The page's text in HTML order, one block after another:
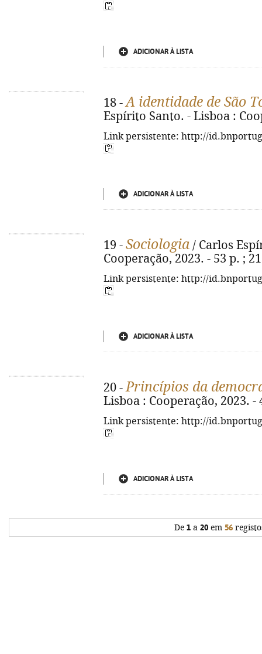
ADICIONAR À LISTA
18 -A identidade de São
Espírito Santo. - Lisboa :
Link persistente: http://
ADICIONAR À LISTA
19 - Sociologia / Carlos
Cooperação, 2023. - 53 p. ;
Link persistente: http://
ADICIONAR À LISTA
20 -Princípios da
Lisboa : Cooperação, 2023. -
Link persistente: http://
ADICIONAR À LISTA
De 1a 20em 56